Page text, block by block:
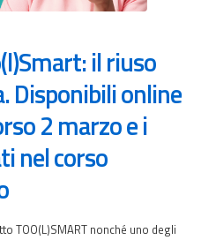
il riuso
Disponibili online
2 marzo e i
nel corso
TOO(L)SMART nonché uno degli